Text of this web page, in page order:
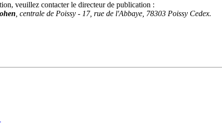
veuillez contacter le directeur de publication :
, centrale de Poissy - 17, rue de l'Abbaye, 78303 Poissy Cedex.